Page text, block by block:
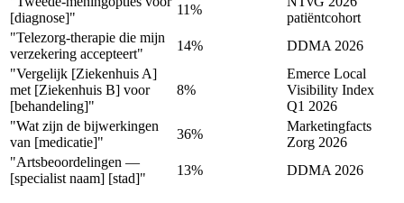
[diagnose]"
11%
patiëntcohort
"Telezorg-therapie die mijn
verzekering accepteert"
14%
DDMA 2026
"Vergelijk [Ziekenhuis A]
met [Ziekenhuis B] voor
[behandeling]"
8%
Emerce Local
Visibility Index
Q1 2026
"Wat zijn de bijwerkingen
van [medicatie]"
36%
Marketingfacts
Zorg 2026
"Artsbeoordelingen —
[specialist naam] [stad]"
13% DDMA 2026